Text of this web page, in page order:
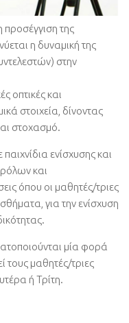
της
η δυναμική της
στην
οπτικές και
στοιχεία, δίνοντας
στοχασμό.
ενίσχυσης και
και
όπου οι μαθητές/τριες
για την ενίσχυση
μία φορά
τους μαθητές/τριες
ή Τρίτη.